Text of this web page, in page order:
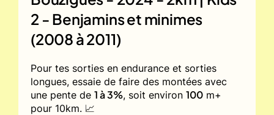
2 - Benjamins et minimes
(2008 à 2011)
Pour tes sorties en endurance et sorties
longues, essaie de faire des montées avec
une pente de 1 à 3%, soit environ 100 m+
pour 10km. 📈